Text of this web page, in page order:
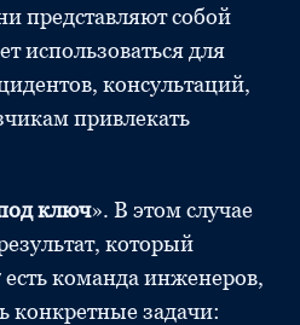
представляют собой
использоваться для
консультаций,
привлекать
ключ». В этом случае
который
команда инженеров,
конкретные задачи: